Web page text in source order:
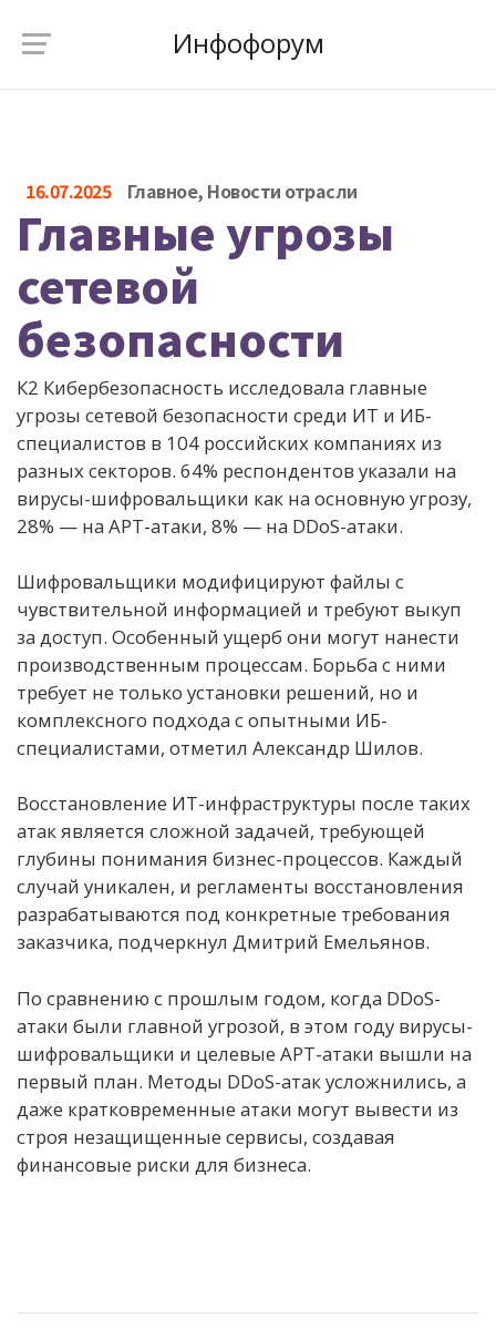
Инфофорум
16.07.2025 Главное, Новости отрасли
Главные угрозы
сетевой
безопасности
К2 Кибербезопасность исследовала главные
угрозы сетевой безопасности среди ИТ и ИБ-
специалистов в 104 российских компаниях из
разных секторов. 64% респондентов указали на
вирусы-шифровальщики как на основную угрозу,
28% — на АРТ-атаки, 8% — на DDoS-атаки.
Шифровальщики модифицируют файлы с
чувствительной информацией и требуют выкуп
за доступ. Особенный ущерб они могут нанести
производственным процессам. Борьба с ними
требует не только установки решений, но и
комплексного подхода с опытными ИБ-
специалистами, отметил Александр Шилов.
Восстановление ИТ-инфраструктуры после таких
атак является сложной задачей, требующей
глубины понимания бизнес-процессов. Каждый
случай уникален, и регламенты восстановления
разрабатываются под конкретные требования
заказчика, подчеркнул Дмитрий Емельянов.
По сравнению с прошлым годом, когда DDoS-
атаки были главной угрозой, в этом году вирусы-
шифровальщики и целевые APT-атаки вышли на
первый план. Методы DDoS-атак усложнились, а
даже кратковременные атаки могут вывести из
строя незащищенные сервисы, создавая
финансовые риски для бизнеса.